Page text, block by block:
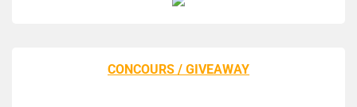
CONCOURS / GIVEAWAY